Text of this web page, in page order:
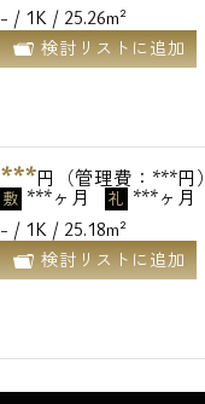
- / 1K / 25.26m²
検討リストに追加
***円（管理費：***円）
敷 ***ヶ月 礼 ***ヶ月
- / 1K / 25.18m²
検討リストに追加